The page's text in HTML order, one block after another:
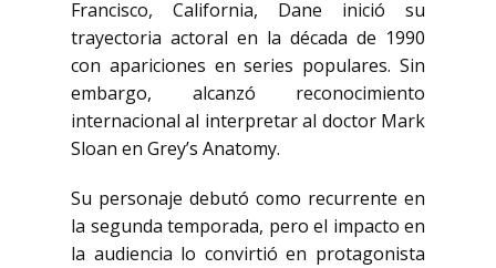
Francisco, California, Dane inició su
trayectoria actoral en la década de 1990
con apariciones en series populares. Sin
embargo, alcanzó reconocimiento
internacional al interpretar al doctor Mark
Sloan en Grey’s Anatomy.
Su personaje debutó como recurrente en
la segunda temporada, pero el impacto en
la audiencia lo convirtió en protagonista